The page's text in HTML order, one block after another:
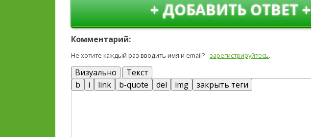
+ ДОБАВИТЬ ОТВЕТ +
Комментарий:
Не хотите каждый раз вводить имя и email? - зарегистрируйтесь.
Визуально Текст